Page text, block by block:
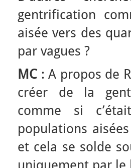
gentrification
aisée vers des
par vagues ?
MC : A propos de
créer de la
comme si
populations
et cela se solde
uniquement par le